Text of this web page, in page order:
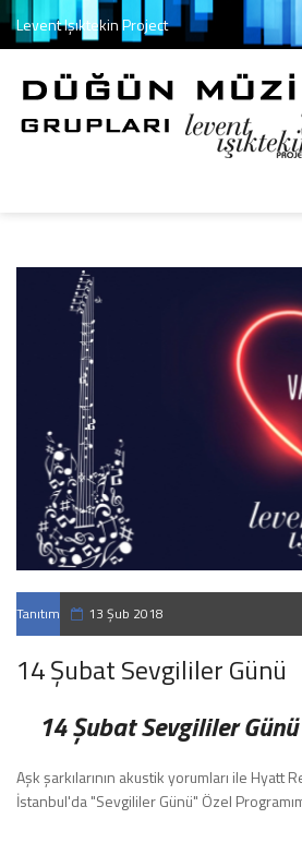
Levent Işıktekin Project
Tanıtım 13 Şub 2018
14 Şubat Sevgililer Günü
14 Şubat Sevgililer Günü
Aşk şarkılarının akustik yorumları ile Hyatt
İstanbul'da "Sevgililer Günü" Özel